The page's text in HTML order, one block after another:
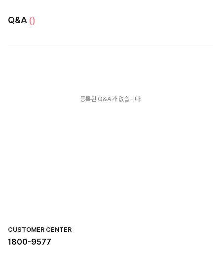
Q&A ()
등록된 Q&A가 없습니다.
CUSTOMER CENTER
1800-9577